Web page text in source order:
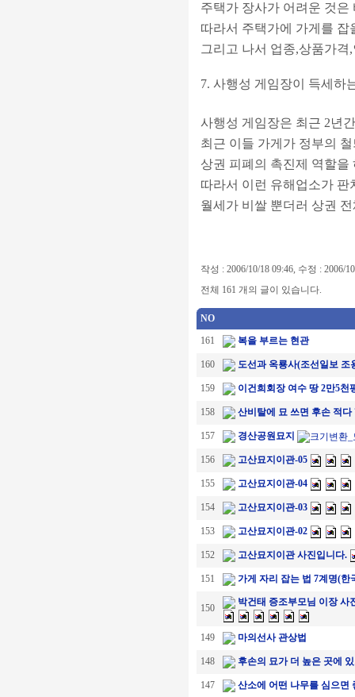
주택가 장사가 어려운 것
따라서 주택가에 가게를
그리고 나서 업종,상품가
7. 사행성 게임장이 득세하
사행성 게임장은 최근 2년
최근 이들 가게가 정부의
상권 피폐의 촉진제 역할을
따라서 이런 유해업소가
월세가 비쌀 뿐더러 상권
작성 : 2006/10/18 09:46, 수정 : 2006/
전체 161 개의 글이 있습니다.
NO
161
복을 부르는 현관
160 도선과 옥룡사(조선일보 조
159 이건희회장 여수 땅 2만5천
158 산비탈에 묘 쓰면 후손 적
157 경산공원묘지
156 고산묘지이관-05
155 고산묘지이관-04
154 고산묘지이관-03
153 고산묘지이관-02
152 고산묘지이관 사진입니다.
151 가게 자리 잡는 법 7계명(한
150
박건태 증조부모님 이장 사
149 마의선사 관상법
148 후손의 묘가 더 높은 곳에
147 산소에 어떤 나무를 심으면